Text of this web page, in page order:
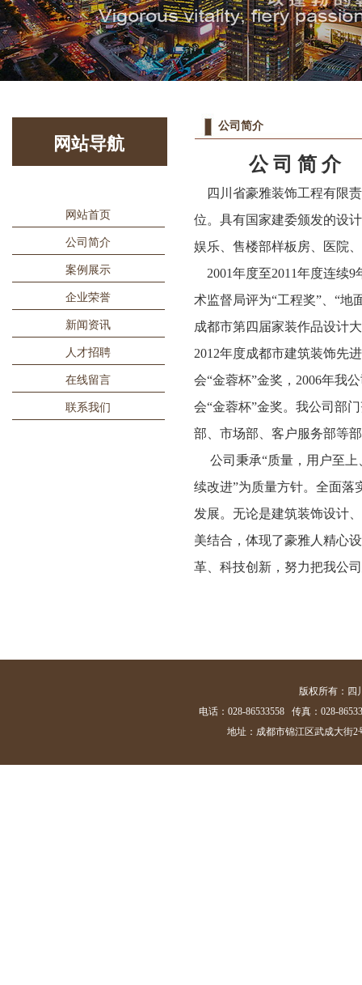
网站导航
网站首页
公司简介
案例展示
企业荣誉
新闻资讯
人才招聘
在线留言
联系我们
公司简介
公 司 简 介
四川省豪雅装饰工程有限
位。具有国家建委颁发的设
娱乐、售楼部样板房、医院
2001年度至2011年度连续9
术监督局评为“工程奖”、“地
成都市第四届家装作品设计
2012年度成都市建筑装饰先
会“金蓉杯”金奖，2006年我
会“金蓉杯”金奖。我公司部
部、市场部、客户服务部等
公司秉承“质量，用户至上
续改进”为质量方针。全面
发展。无论是建筑装饰设计
美结合，体现了豪雅人精心
革、科技创新，努力把我公
版权所有：四
电话：028-86533558 传真：028-
地址：成都市锦江区武成大街